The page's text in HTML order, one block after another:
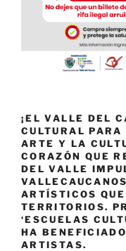
¡EL VALLE DEL
CULTURAL
ARTE Y LA
CORAZÓN QUE
DEL VALLE
ARTÍSTICOS
TERRITORIOS.
‘ESCUELAS
HA
ARTISTAS.